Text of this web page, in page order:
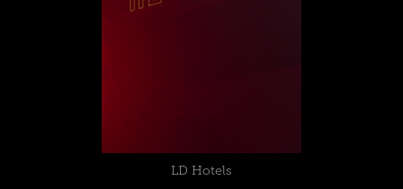
LD Hotels